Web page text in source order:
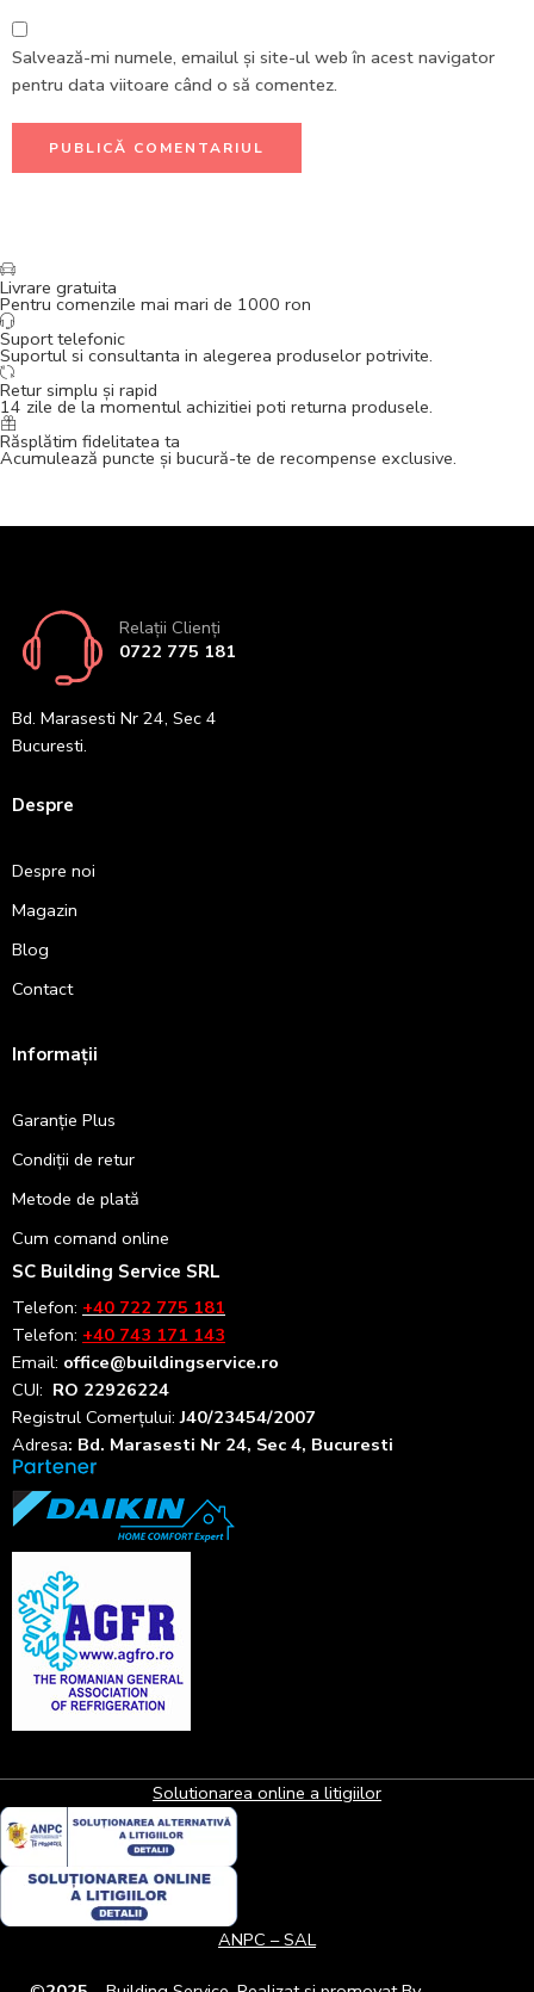
Salvează-mi numele, emailul și site-ul web în acest navigator
pentru data viitoare când o să comentez.
Livrare gratuita
Pentru comenzile mai mari de 1000 ron
Suport telefonic
Suportul si consultanta in alegerea produselor potrivite.
Retur simplu și rapid
14 zile de la momentul achizitiei poti returna produsele.
Răsplătim fidelitatea ta
Acumulează puncte și bucură-te de recompense exclusive.
Relații Clienți
0722 775 181
Bd. Marasesti Nr 24, Sec 4
Bucuresti.
Despre
Despre noi
Magazin
Blog
Contact
Informații
Garanție Plus
Condiții de retur
Metode de plată
Cum comand online
SC Building Service SRL
Telefon: +40 722 775 181
Telefon: +40 743 171 143
Email: office@buildingservice.ro
CUI: RO 22926224
Registrul Comerțului:J40/23454/2007
Adresa: Bd. Marasesti Nr 24, Sec 4, Bucuresti
Solutionarea online a litigiilor
ANPC – SAL